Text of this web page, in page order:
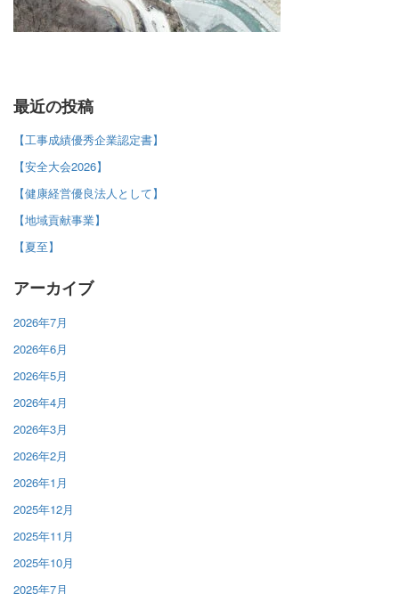
最近の投稿
【工事成績優秀企業認定書】
【安全大会2026】
【健康経営優良法人として】
【地域貢献事業】
【夏至】
アーカイブ
2026年7月
2026年6月
2026年5月
2026年4月
2026年3月
2026年2月
2026年1月
2025年12月
2025年11月
2025年10月
2025年7月